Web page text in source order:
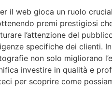
il web gioca un ruolo
premi prestigiosi
l’attenzione del
specifiche dei clienti.
non solo migliorano
investire in qualità e
per scoprire come